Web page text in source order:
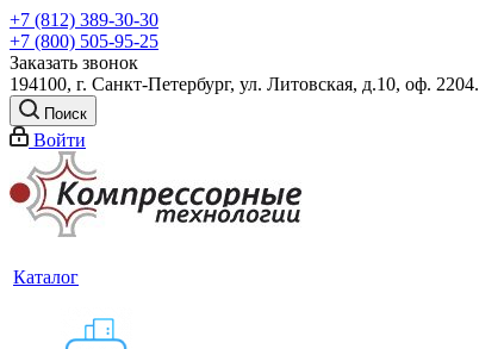
+7 (812) 389-30-30
+7 (800) 505-95-25
Заказать звонок
194100, г. Санкт-Петербург, ул. Литовская, д.10, оф. 2204.
Поиск
Войти
Каталог